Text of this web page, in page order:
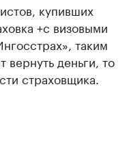
купивших
+с визовыми
таким
вернуть деньги, то
страховщика.